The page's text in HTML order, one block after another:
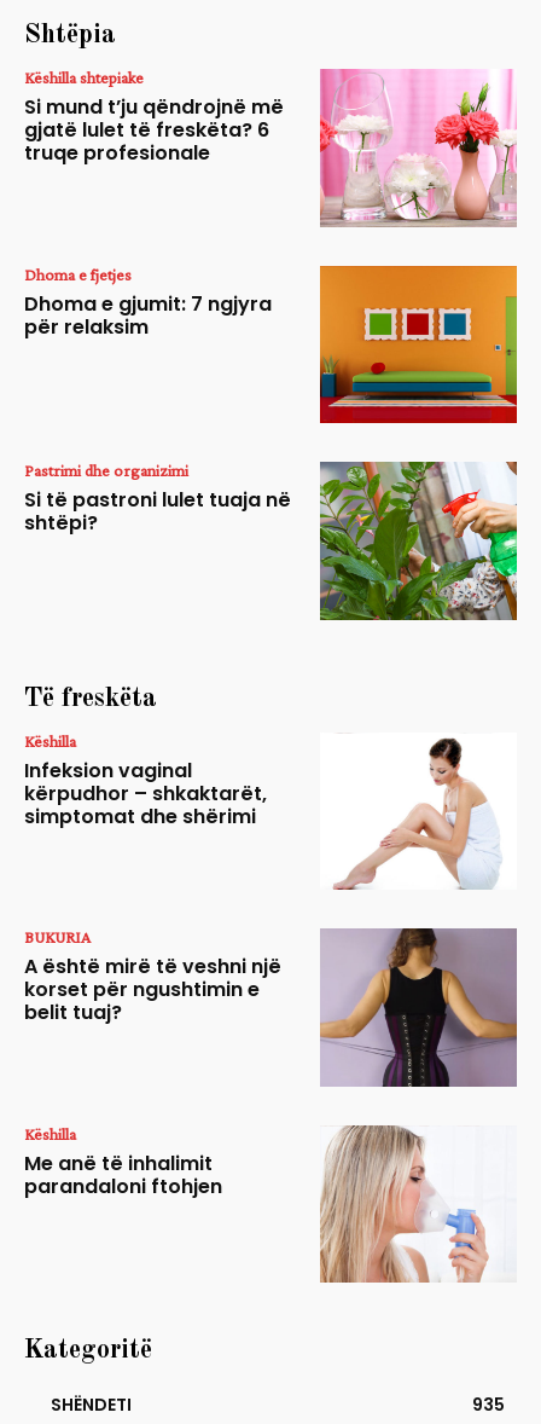
Shtëpia
Këshilla shtepiake
Si mund t’ju qëndrojnë më
gjatë lulet të freskëta? 6
truqe profesionale
Dhoma e fjetjes
Dhoma e gjumit: 7 ngjyra
për relaksim
Pastrimi dhe organizimi
Si të pastroni lulet tuaja në
shtëpi?
Të freskëta
Këshilla
Infeksion vaginal
kërpudhor – shkaktarët,
simptomat dhe shërimi
BUKURIA
A është mirë të veshni një
korset për ngushtimin e
belit tuaj?
Këshilla
Me anë të inhalimit
parandaloni ftohjen
Kategoritë
SHËNDETI 935